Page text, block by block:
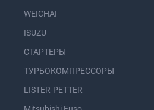
WEICHAI
ISUZU
СТАРТЕРЫ
ТУРБОКОМПРЕССОРЫ
LISTER-PETTER